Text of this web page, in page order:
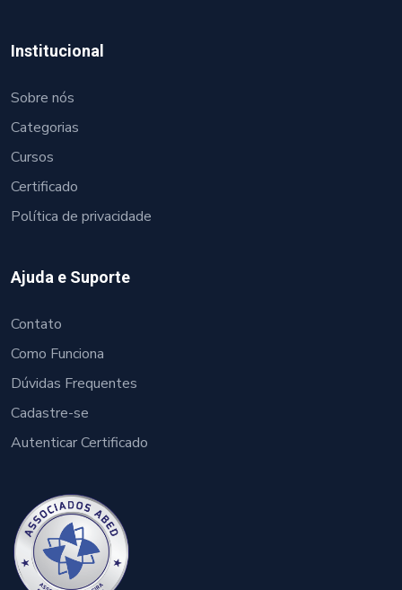
Institucional
Sobre nós
Categorias
Cursos
Certificado
Política de privacidade
Ajuda e Suporte
Contato
Como Funciona
Dúvidas Frequentes
Cadastre-se
Autenticar Certificado